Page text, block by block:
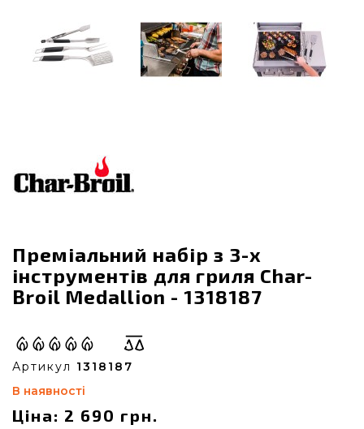
Преміальний набір з 3-х
інструментів для гриля Char-
Broil Medallion - 1318187
Артикул 1318187
В наявності
Ціна: 2 690 грн.